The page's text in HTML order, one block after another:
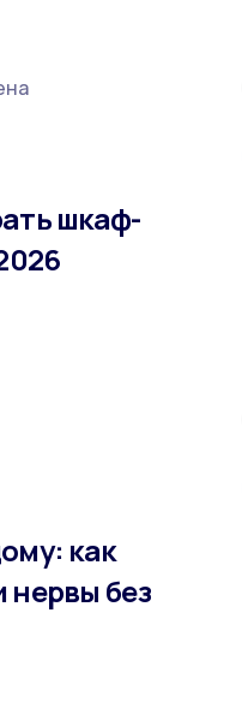
шкаф-
как
нервы без